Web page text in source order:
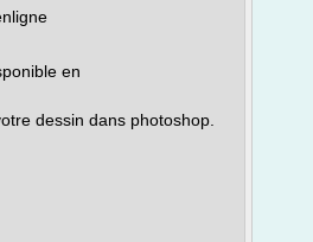
en
dessin dans photoshop.